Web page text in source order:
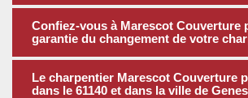
Confiez-vous à Marescot Couverture
garantie du changement de votre
Le charpentier Marescot Couverture
dans le 61140 et dans la ville de